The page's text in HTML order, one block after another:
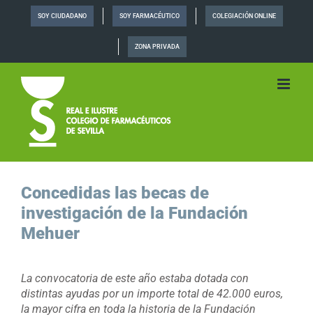
SOY CIUDADANO SOY FARMACÉUTICO COLEGIACIÓN ONLINE
ZONA PRIVADA
Concedidas las becas de
investigación de la Fundación
Mehuer
La convocatoria de este año estaba dotada con
distintas ayudas por un importe total de 42.000 euros,
la mayor cifra en toda la historia de la Fundación